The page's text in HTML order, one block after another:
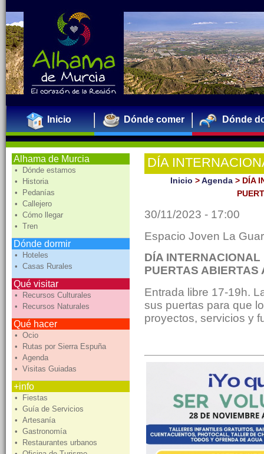
Inicio Dónde comer Dónde
Alhama de Murcia
• Dónde estamos
• Historia
• Pedanías
• Callejero
• Cómo llegar
• Tren
Dónde dormir
• Hoteles
• Casas Rurales
Qué visitar
• Recursos Culturales
• Recursos Naturales
Qué hacer
• Ocio
• Rutas por Sierra Espuña
• Agenda
• Visitas Guiadas
+info
• Fiestas
• Guía de Servicios
• Artesanía
• Gastronomía
• Restaurantes urbanos
DÍA
JORNADA
CRECIENDO
Inicio >Agenda > DÍA
30/11/2023 - 17:00
Espacio Joven La
DÍA
PUERTAS ABIERTAS
Entrada libre 17-19h.
sus puertas para que
proyectos, servicios y